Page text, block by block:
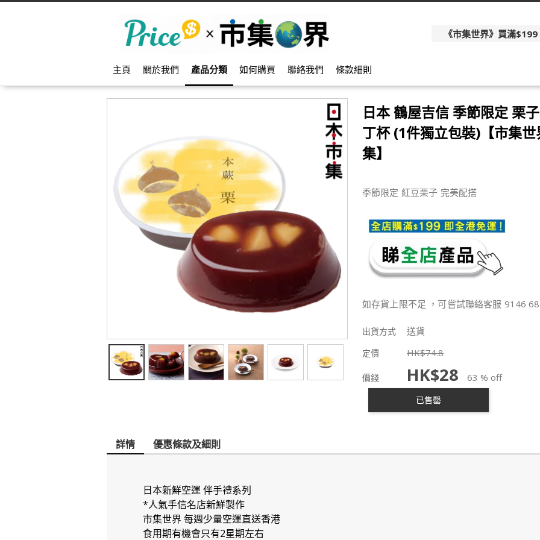
《市集世界》買滿
主頁 關於我們 產品分類 如何購買 聯絡我們 條款細則
日本 鶴屋吉信 季節限定 栗
丁杯 (1件獨立包裝)【市集
集】
季節限定 紅豆栗子 完美配搭
如存貨上限不足 ，可嘗試聯絡客服 9146
出貨方式 送貨
定價 HK$74.8
價錢 HK$28 63 % off
已售罄
詳情 優惠條款及細則
日本新鮮空運 伴手禮系列
*人氣手信名店新鮮製作
市集世界 每週少量空運直送香港
食用期有機會只有2星期左右